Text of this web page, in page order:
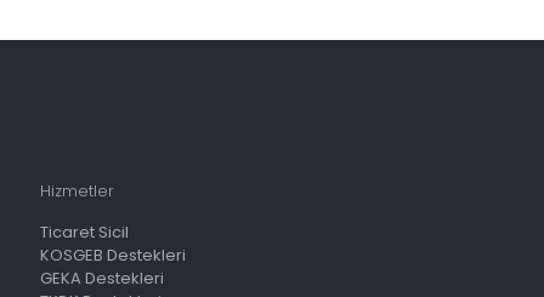
Hizmetler
Ticaret Sicil
KOSGEB Destekleri
GEKA Destekleri